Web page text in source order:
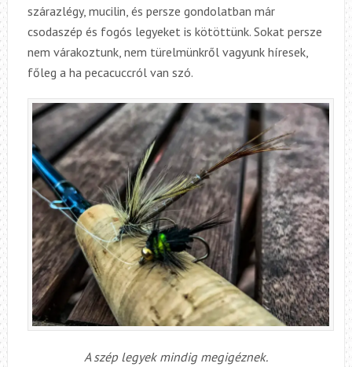
szárazlégy, mucilin, és persze gondolatban már
csodaszép és fogós legyeket is kötöttünk. Sokat persze
nem várakoztunk, nem türelmünkről vagyunk híresek,
főleg a ha pecacuccról van szó.
A szép legyek mindig megigéznek.